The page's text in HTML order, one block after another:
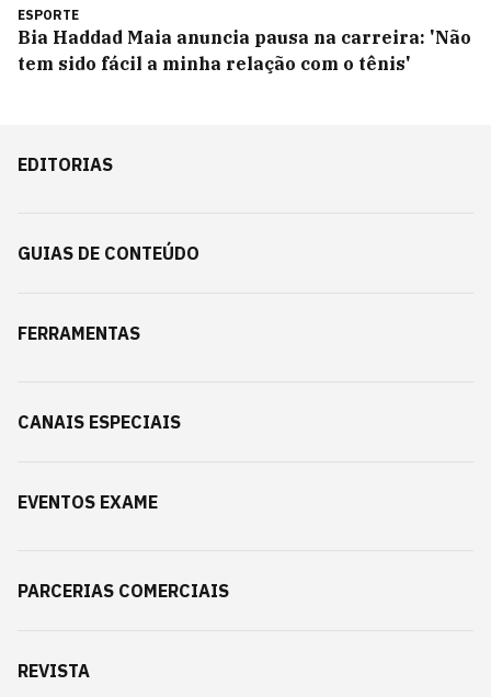
ESPORTE
Bia Haddad Maia anuncia pausa na carreira: 'Não
tem sido fácil a minha relação com o tênis'
EDITORIAS
GUIAS DE CONTEÚDO
FERRAMENTAS
CANAIS ESPECIAIS
EVENTOS EXAME
PARCERIAS COMERCIAIS
REVISTA